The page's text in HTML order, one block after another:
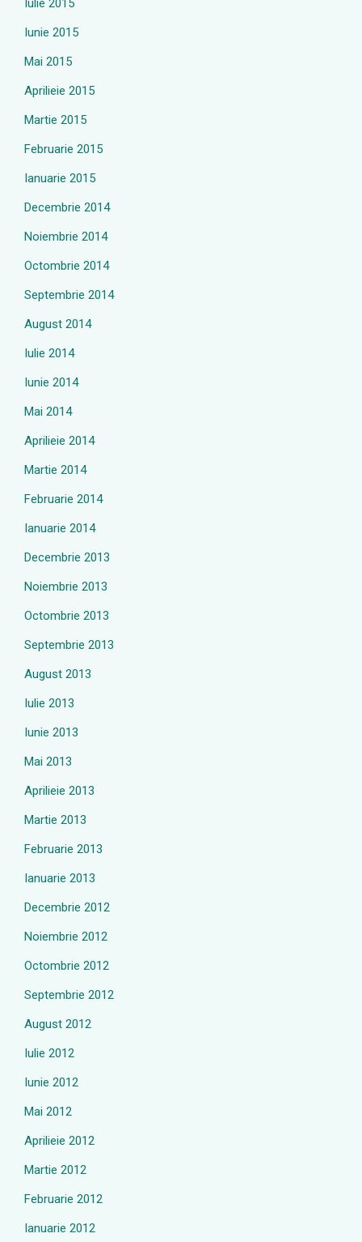
Iulie 2015
Iunie 2015
Mai 2015
Aprilieie 2015
Martie 2015
Februarie 2015
Ianuarie 2015
Decembrie 2014
Noiembrie 2014
Octombrie 2014
Septembrie 2014
August 2014
Iulie 2014
Iunie 2014
Mai 2014
Aprilieie 2014
Martie 2014
Februarie 2014
Ianuarie 2014
Decembrie 2013
Noiembrie 2013
Octombrie 2013
Septembrie 2013
August 2013
Iulie 2013
Iunie 2013
Mai 2013
Aprilieie 2013
Martie 2013
Februarie 2013
Ianuarie 2013
Decembrie 2012
Noiembrie 2012
Octombrie 2012
Septembrie 2012
August 2012
Iulie 2012
Iunie 2012
Mai 2012
Aprilieie 2012
Martie 2012
Februarie 2012
Ianuarie 2012